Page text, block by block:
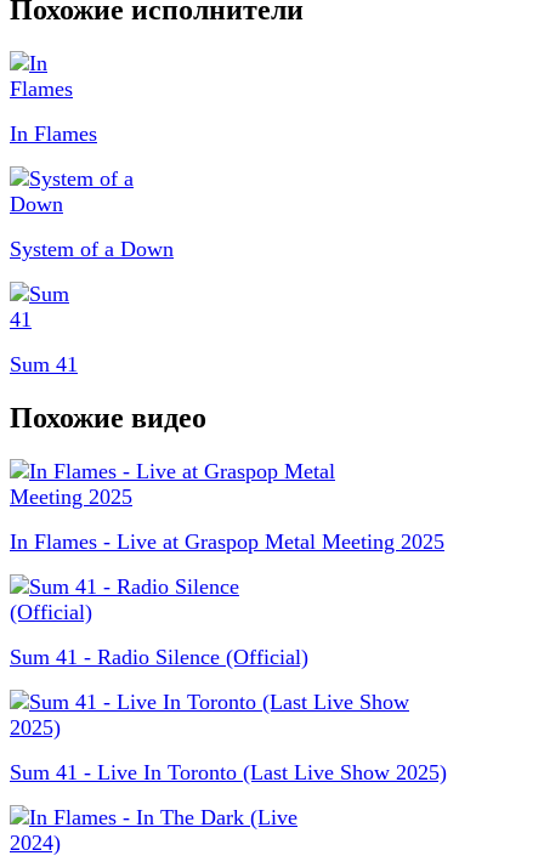
Похожие исполнители
In Flames
System of a Down
Sum 41
Похожие видео
In Flames - Live at Graspop Metal Meeting 2025
Sum 41 - Radio Silence (Official)
Sum 41 - Live In Toronto (Last Live Show 2025)